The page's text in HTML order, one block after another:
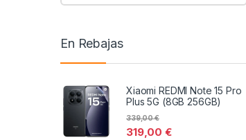
En Rebajas
Xiaomi REDMI Note 15 Pro
Plus 5G (8GB 256GB)
319,00€
339,00€